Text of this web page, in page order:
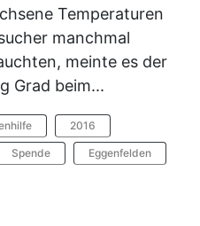
Temperaturen
manchmal
meinte es der
Grad beim...
2016
Spende Eggenfelden